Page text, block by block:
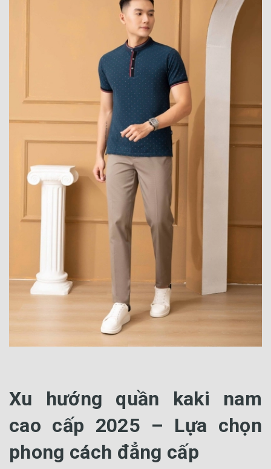
Xu hướng quần kaki nam
cao cấp 2025 – Lựa chọn
phong cách đẳng cấp